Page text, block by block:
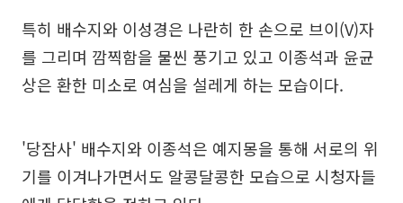
특히 배수지와 이성경은 나란히 한 손으로 브이(V)자
를 그리며 깜찍함을 물씬 풍기고 있고 이종석과 윤균
상은 환한 미소로 여심을 설레게 하는 모습이다.
'당잠사' 배수지와 이종석은 예지몽을 통해 서로의 위
기를 이겨나가면서도 알콩달콩한 모습으로 시청자들